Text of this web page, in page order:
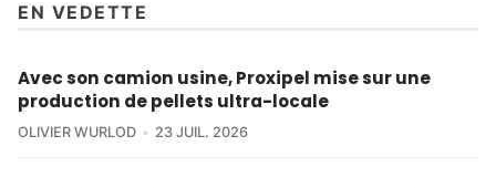
EN VEDETTE
Avec son camion usine, Proxipel mise sur une
production de pellets ultra-locale
OLIVIER WURLOD 23 JUIL. 2026